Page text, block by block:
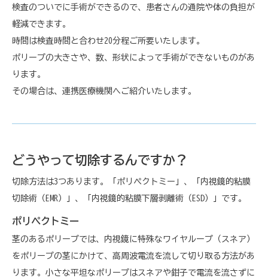
検査のついでに手術ができるので、患者さんの通院や体の負担が
軽減できます。
時間は検査時間と合わせ20分程ご所要いたします。
ポリープの大きさや、数、形状によって手術ができないものがあ
ります。
その場合は、連携医療機関へご紹介いたします。
どうやって切除するんですか？
切除方法は3つあります。「ポリペクトミー」、「内視鏡的粘膜
切除術（EMR）」、「内視鏡的粘膜下層剥離術（ESD）」です。
ポリペクトミー
茎のあるポリープでは、内視鏡に特殊なワイヤループ（スネア）
をポリープの茎にかけて、高周波電流を流して切り取る方法があ
ります。小さな平坦なポリープはスネアや鉗子で電流を流さずに